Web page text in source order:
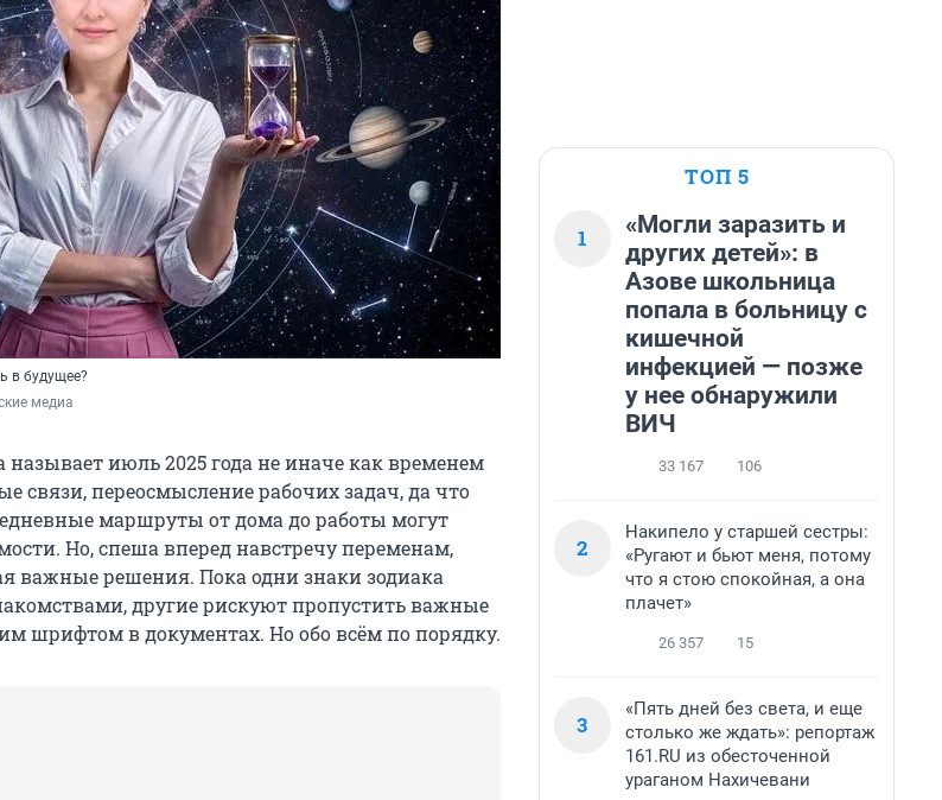
в будущее?
медиа
называет июль 2025 года не иначе как временем
связи, переосмысление рабочих задач, да что
маршруты от дома до работы могут
Но, спеша вперед навстречу переменам,
важные решения. Пока одни знаки зодиака
другие рискуют пропустить важные
шрифтом в документах. Но обо всём по порядку.
ТОП 5
1
«Могли заразить и
других детей»: в
Азове школьница
попала в больницу с
кишечной
инфекцией — позже
у нее обнаружили
ВИЧ
33 167 106
2
Накипело у старшей сестры:
«Ругают и бьют меня, потому
что я стою спокойная, а она
плачет»
26 357 15
3
«Пять дней без света, и еще
столько же ждать»: репортаж
161.RU из обесточенной
ураганом Нахичевани